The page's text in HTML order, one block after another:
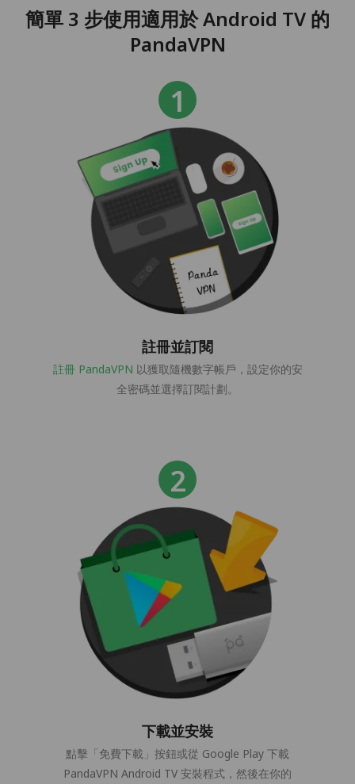
簡單 3 步使用適用於 Android TV 的
PandaVPN
註冊並訂閱
註冊 PandaVPN 以獲取隨機數字帳戶，設定你的安
全密碼並選擇訂閱計劃。
下載並安裝
點擊「免費下載」按鈕或從 Google Play 下載
PandaVPN Android TV 安裝程式，然後在你的